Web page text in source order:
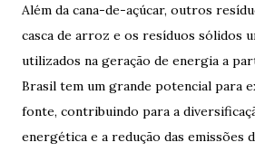
Além da cana-de-açúcar, outros
casca de arroz e os resíduos sólidos
utilizados na geração de energia a
Brasil tem um grande potencial para
fonte, contribuindo para a
energética e a redução das emissões